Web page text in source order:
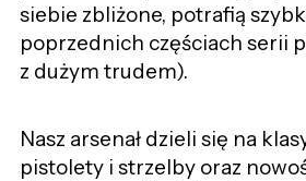
siebie zbliżone, potrafią
poprzednich częściach serii
z dużym trudem).
Nasz arsenał dzieli się na
pistolety i strzelby oraz